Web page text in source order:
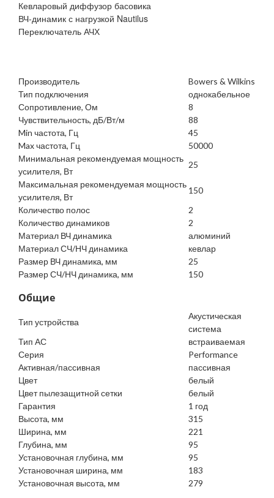
Кевларовый диффузор басовика
ВЧ-динамик с нагрузкой Nautilus
Переключатель АЧХ
Производитель
Bowers & Wilkins
Тип подключения
однокабельное
Сопротивление, Ом
8
Чувствительность, дБ/Вт/м
88
Min частота, Гц
45
Max частота, Гц
50000
Минимальная рекомендуемая мощность
усилителя, Вт
25
Максимальная рекомендуемая мощность
усилителя, Вт
150
Количество полос
2
Количество динамиков
2
Материал ВЧ динамика
алюминий
Материал СЧ/НЧ динамика
кевлар
Размер ВЧ динамика, мм
25
Размер СЧ/НЧ динамика, мм
150
Общие
Тип устройства
Акустическая
система
Тип АС
встраиваемая
Серия
Performance
Активная/пассивная
пассивная
Цвет
белый
Цвет пылезащитной сетки
белый
Гарантия
1 год
Высота, мм
315
Ширина, мм
221
Глубина, мм
95
Установочная глубина, мм
95
Установочная ширина, мм
183
Установочная высота, мм
279